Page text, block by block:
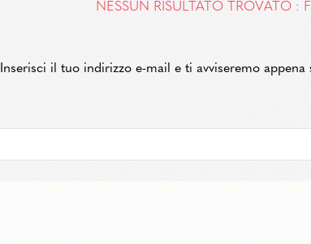
NESSUN RISULTATO TROVATO :
Inserisci il tuo indirizzo e-mail e ti avviseremo